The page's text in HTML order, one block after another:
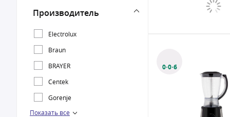
Производитель
Electrolux
Braun
BRAYER
Centek
Gorenje
Kenwood
Показать все
0·0·6